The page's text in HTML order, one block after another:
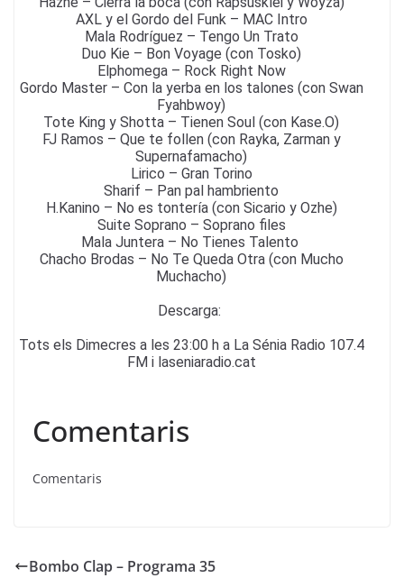
AXL y el Gordo del Funk – MAC Intro
Mala Rodríguez – Tengo Un Trato
Duo Kie – Bon Voyage (con Tosko)
Elphomega – Rock Right Now
Gordo Master – Con la yerba en los talones (con Swan
Fyahbwoy)
Tote King y Shotta – Tienen Soul (con Kase.O)
FJ Ramos – Que te follen (con Rayka, Zarman y
Supernafamacho)
Lirico – Gran Torino
Sharif – Pan pal hambriento
H.Kanino – No es tontería (con Sicario y Ozhe)
Suite Soprano – Soprano files
Mala Juntera – No Tienes Talento
Chacho Brodas – No Te Queda Otra (con Mucho
Muchacho)
Descarga:
Tots els Dimecres a les 23:00 h a La Sénia Radio 107.4
FM i laseniaradio.cat
Comentaris
Comentaris
Bombo Clap – Programa 35